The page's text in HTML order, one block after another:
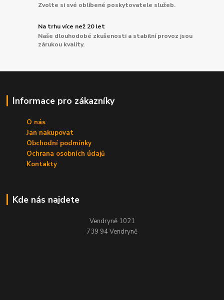
Zvolte si své oblíbené poskytovatele služeb.
Na trhu více než 20 let
Naše dlouhodobé zkušenosti a stabilní provoz jsou
zárukou kvality.
Informace pro zákazníky
O nás
Jan nakupovat
Obchodní podmínky
Ochrana osobních údajů
Kontakty
Kde nás najdete
Vendryně 1021
739 94 Vendryně